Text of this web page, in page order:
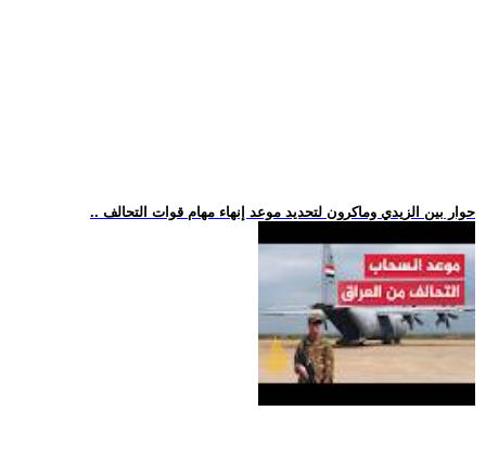
.. حوار بين الزيدي وماكرون لتحديد موعد إنهاء مهام قوات التحالف